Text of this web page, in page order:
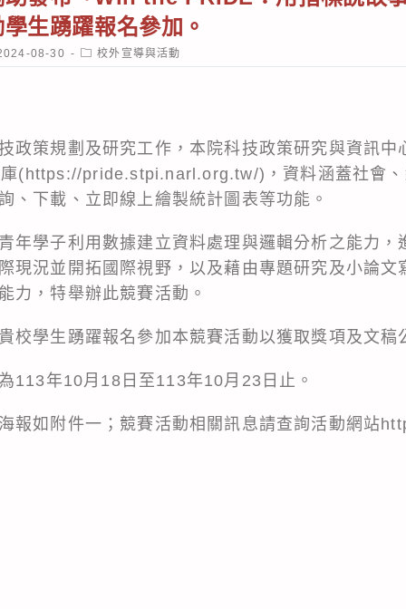
生踴躍報名參加。
08-30
Post
category:
校外宣導與活動
政策規劃及研究工作，本院科技政策研究與資訊
(https://pride.stpi.narl.org.tw/)，資料涵蓋社會、
、下載、立即線上繪製統計圖表等功能。
年學子利用數據建立資料處理與邏輯分析之能力
現況並開拓國際視野，以及藉由專題研究及小論
力，特舉辦此競賽活動。
校學生踴躍報名參加本競賽活動以獲取獎項及文稿
113年10月18日至113年10月23日止。
報如附件一；競賽活動相關訊息請查詢活動網站